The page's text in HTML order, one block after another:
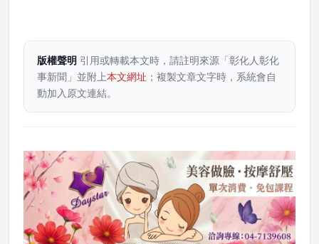
版權聲明 引用或轉載本文時，請註明來源「彰化人彰化
事新聞」並附上本文網址 ；複製文章文字時，系統會自
動加入原文連結。